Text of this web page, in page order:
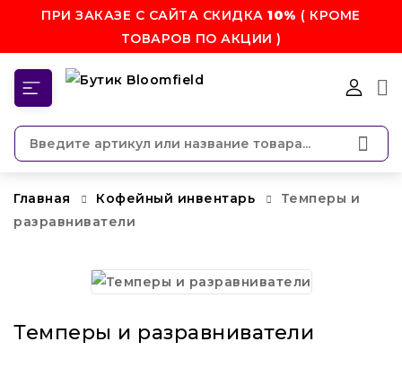
ПРИ ЗАКАЗЕ С САЙТА СКИДКА10% ( КРОМЕ
ТОВАРОВ ПО АКЦИИ )
Главная Кофейный инвентарь
Темперы и
разравниватели
Темперы и разравниватели